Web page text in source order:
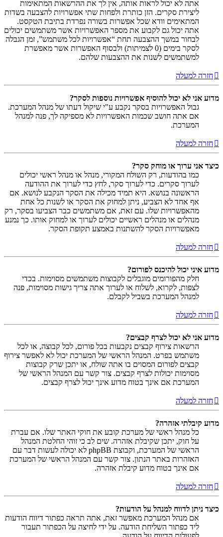
אתה לא יכול לראות אותה, אין לך את ההרשאות המתאימות
ליצירת סקרים. הזן כותרת ולפחות שתי אפשרויות להצבעה בשדות
המתאימים וודא שכל אפשרות בשורה נפרדת בתיבת הטקסט.
אתה יכול גם לקבוע את מספר האפשרויות אשר משתמשים יכולים
לבחור במשך ההצבעה תחת “אפשרויות לכל משתמש”, זמן הגבלה
לסקר בימים (0 לצמיתות) ולבסוף האפשרות אשר מאפשרת
למשתמשים לשנות את ההצבעות שלהם.
חזרה למעלה
מדוע אני לא יכול להוסיף אפשרויות נוספות לסקר?
גבול האפשרויות בסקר נקבע ע"י שיקול דעתו של מנהל המערכת.
אם אתה חושב שכמות האפשרויות לא מספיקה לך, פנה למנהל
המערכת.
חזרה למעלה
כיצד אני ערוך או מוחק סקר?
כמו בהודעות, רק השולח המקורי, מנהל או מנהל ראשי יכולים
לערוך סקרים. כדי לערוך סקר, לחץ כדי לערוך את ההודעה
הראשונה בנושא. היא תמיד מכילה את הסקר הנקבע לנושא. אם
אף אחד לא הצביע, ניתן למחוק את הסקר או לשנות כל אחת
מהאפשרויות שלו. עם זאת, אם משתמשים כבר הצביעו בסקר, רק
מנהלים או מנהלים ראשיים יכולים לערוך או למחוק אותו. כך נמנע
מאפשרויות הסקר להשתנות באמצע תקופת הסקר.
חזרה למעלה
מדוע איני יכול להיכנס לפורום?
חלק מהפורומים מוגבלים לקבוצות משתמשים מסוימות. בכדי
לצפות, לקרוא, לשלוח או לערוך אתה צריך גישות מסוימות, פנה
למנהל המערכת בשביל לקבלם.
חזרה למעלה
מדוע אני לא יכול לצרף קבצים?
הרשאות צירוף קבצים נקבעות בכל פורום, לכל קבוצה, או לכל
משתמש בפרט. המנהל הראשי של המערכת יכול לא לאפשר צירוף
קבצים לפורום המסוים בו אתה שולח, או יתכן שרק קבוצות
מסוימות יכולות לצרף קבצים. צור קשר עם המנהל הראשי של
המערכת אם אינך בטוח מדוע אינך יכול לצרף קבצים.
חזרה למעלה
מדוע קיבלתי אזהרה?
כל מנהל ראשי של מערכת קובע את חוקי האתר שלו. אם עברת
על חוק, יתכן שקיבלת אזהרה. שים לב כי זוהי החלטת המנהל
הראשי של המערכת, וקבוצת phpBB לא יכולה לעשות דבר עם
האזהרות באתר הנתון. צור קשר עם המנהל הראשי של המערכת
אם אינך בטוח מדוע קיבלת אזהרה.
חזרה למעלה
כיצד ניתן לדווח למנהל על הודעות?
אם מנהל המערכת מאפשר זאת, אתה תראה כפתור דיווח הודעות
ליד כפתור השליחת הודעה. על ידי לחיצה על הכפתור תעבור